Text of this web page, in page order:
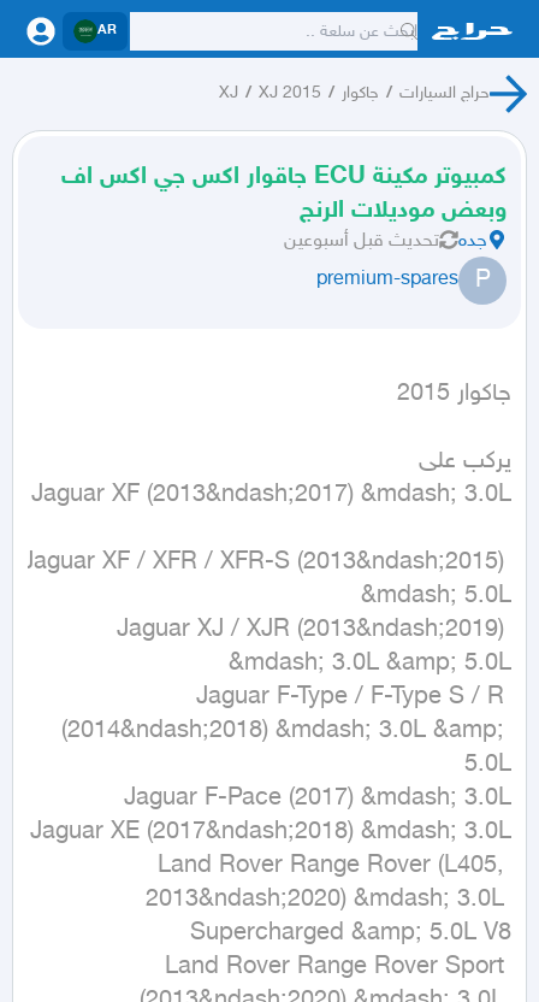
AR
حراج السيارات / جاكوار /
XJ 2015
/
XJ
كمبيوتر مكينة ECU جاقوار اكس جي اكس اف
وبعض موديلات الرنج
جده تحديث قبل أسبوعين
P
premium-spares
جاكوار 2015
Jaguar XF / XFR / XFR-S (2013&ndash;2015)
Jaguar XJ / XJR (2013&ndash;2019)
Jaguar F-Type / F-Type S / R
(2014&ndash;2018) &mdash; 3.0L &amp;
Land Rover Range Rover (L405,
2013&ndash;2020) &mdash; 3.0L
Land Rover Range Rover Sport